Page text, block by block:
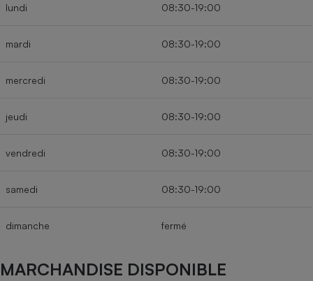
lundi 08:30-19:00
mardi 08:30-19:00
mercredi 08:30-19:00
jeudi 08:30-19:00
vendredi 08:30-19:00
samedi 08:30-19:00
dimanche fermé
MARCHANDISE DISPONIBLE